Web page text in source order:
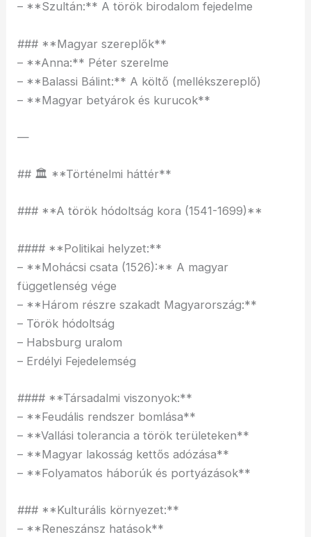
– **Szultán:** A török birodalom fejedelme
### **Magyar szereplők**
– **Anna:** Péter szerelme
– **Balassi Bálint:** A költő (mellékszereplő)
– **Magyar betyárok és kurucok**
—
## 🏛️ **Történelmi háttér**
### **A török hódoltság kora (1541-1699)**
#### **Politikai helyzet:**
– **Mohácsi csata (1526):** A magyar
függetlenség vége
– **Három részre szakadt Magyarország:**
– Török hódoltság
– Habsburg uralom
– Erdélyi Fejedelemség
#### **Társadalmi viszonyok:**
– **Feudális rendszer bomlása**
– **Vallási tolerancia a török területeken**
– **Magyar lakosság kettős adózása**
– **Folyamatos háborúk és portyázások**
### **Kulturális környezet:**
– **Reneszánsz hatások**